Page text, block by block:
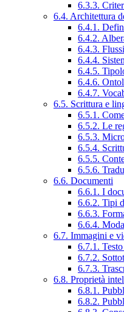
6.3.3.
6.4. Architettura
6.4.1.
6.4.2.
6.4.3.
6.4.4.
6.4.5.
6.4.6.
6.4.7.
6.5. Scrittura e
6.5.1.
6.5.2. Le
6.5.3.
6.5.4.
6.5.5.
6.5.6.
6.6. Documenti
6.6.1. I
6.6.2. Tipi
6.6.3.
6.6.4.
6.7. Immagini e
6.7.1.
6.7.2.
6.7.3.
6.8. Proprietà
6.8.1.
6.8.2.